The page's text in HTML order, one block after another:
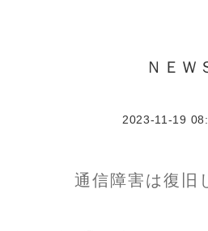
ＮＥＷ
2023-11-19
通信障害は復旧